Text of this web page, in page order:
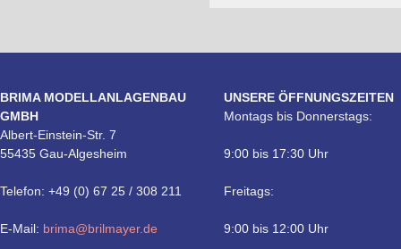
BRIMA MODELLANLAGENBAU
GMBH
Albert-Einstein-Str. 7
55435 Gau-Algesheim
Telefon: +49 (0) 67 25 / 308 211
E-Mail: brima@brilmayer.de
UNSERE ÖFFNUNGSZEITEN
Montags bis Donnerstags:
9:00 bis 17:30 Uhr
Freitags:
9:00 bis 12:00 Uhr